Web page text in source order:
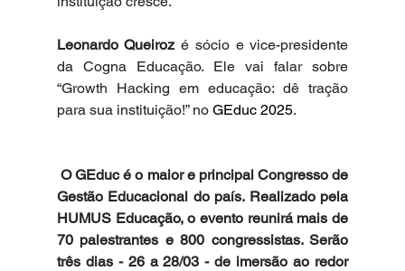
Leonardo Queiroz é sócio e vice-presidente
da Cogna Educação. Ele vai falar sobre
“Growth Hacking em educação: dê tração
para sua instituição!” no GEduc 2025.
O GEduc é o maior e principal Congresso de
Gestão Educacional do país. Realizado pela
HUMUS Educação, o evento reunirá mais de
70 palestrantes e 800 congressistas. Serão
três dias - 26 a 28/03 - de imersão ao redor